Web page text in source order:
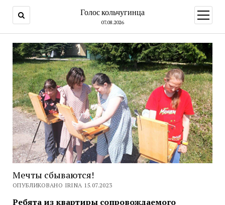
Голос кольчугинца
07.08.2026
меню
Мечты сбываются!
ОПУБЛИКОВАНО IRINA 15.07.2023
Ребята из квартиры сопровождаемого